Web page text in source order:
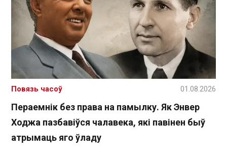
Пераемнік без права на памылку. Як Энвер
Ходжа пазбавіўся чалавека, які павінен быў
атрымаць яго ўладу
Повязь часоў 01.08.2026